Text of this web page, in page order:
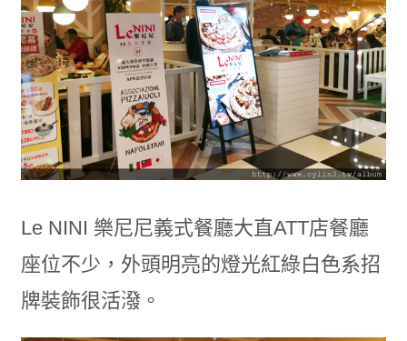
Le NINI 樂尼尼義式餐廳大直ATT店餐廳
座位不少，外頭明亮的燈光紅綠白色系招
牌裝飾很活潑。